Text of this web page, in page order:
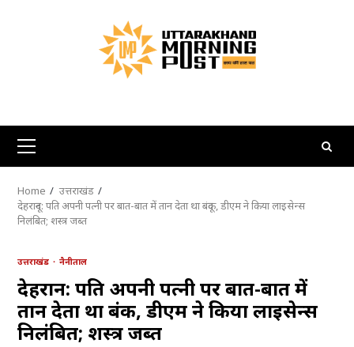
Primary
Menu
Home
उत्तराखंड
देहरादून: पति अपनी पत्नी पर बात-बात में तान देता था बंदूक, डीएम ने किया लाइसेन्स
निलंबित; शस्त्र जब्त
उत्तराखंड नैनीताल
देहरादून: पति अपनी पत्नी पर बात-बात में
तान देता था बंदूक, डीएम ने किया लाइसेन्स
निलंबित; शस्त्र जब्त